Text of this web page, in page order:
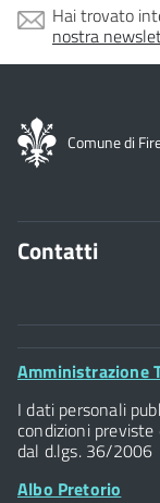
Hai trovato
nostra
Comune di
Contatti
Comune di
Palazzo Vecchio
Piazza della
Footer
Amministrazione
I dati personali
condizioni
dal d.lgs. 36/2006
Albo Pretorio